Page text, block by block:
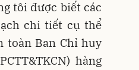
tôi được biết các
chi tiết cụ thể
toàn Ban Chỉ huy
hàng